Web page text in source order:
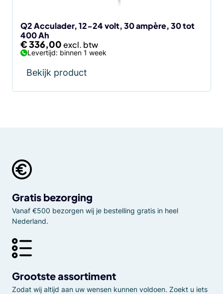
Q2 Acculader, 12-24 volt, 30 ampère, 30 tot
400 Ah
€336,00
Levertijd: binnen 1 week
Bekijk product
Gratis bezorging
Vanaf €500 bezorgen wij je bestelling gratis in heel
Nederland.
Grootste assortiment
Zodat wij altijd aan uw wensen kunnen voldoen. Zoekt u iets